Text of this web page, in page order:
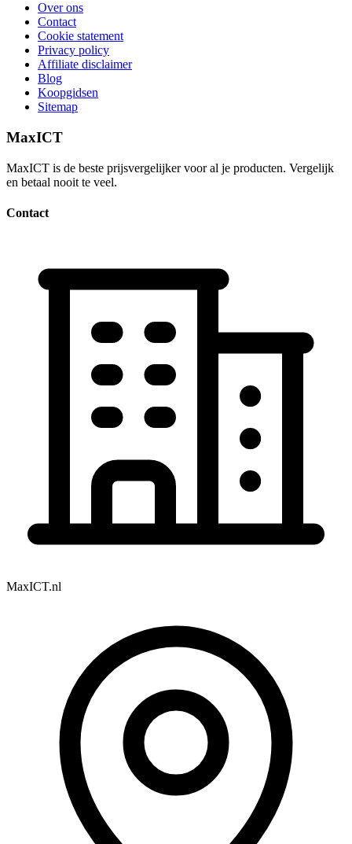
Over ons
Contact
Cookie statement
Privacy policy
Affiliate disclaimer
Blog
Koopgidsen
Sitemap
MaxICT
MaxICT is de beste prijsvergelijker voor al je producten. Vergelijk
en betaal nooit te veel.
Contact
MaxICT.nl